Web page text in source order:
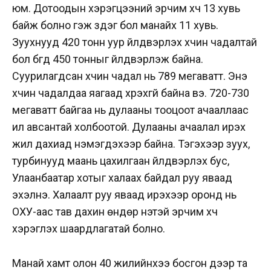
юм. Дотоодын хэрэгцээний эрчим хүч 13 хувь
байж болно гэж үздэг бол манайх 11 хувь.
Зуухнууд 420 тонн уур үйлдвэрлэх хүчин чадалтай
бол бүгд 450 тонныг үйлдвэрлэж байна.
Суурилагдсан хүчин чадал нь 789 мегаватт. Энэ
хүчин чадалдаа яагаад хүрэхгүй байна вэ. 720-730
мегаватт байгаа нь дулааны тооцоот ачааллаас
илүү авсантай холбоотой. Дулааны ачаалал ирэх
жил дахиад нэмэгдэхээр байна. Тэгэхээр зуух,
турбинууд маань цахилгаан үйлдвэрлэх бус,
Улаанбаатар хотыг халаах байдал руу яваад
эхэлнэ. Халаалт руу яваад ирэхээр оронд нь
ОХУ-аас тав дахин өндөр үнэтэй эрчим хүч
хэрэглэх шаардлагатай болно.
Манай хамт олон 40 жилийнхээ босгон дээр та